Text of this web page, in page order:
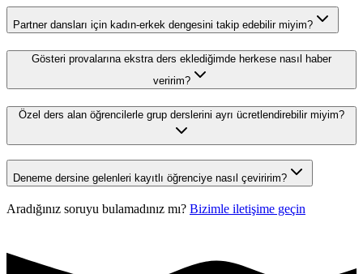
Partner dansları için kadın-erkek dengesini takip edebilir miyim?
Gösteri provalarına ekstra ders eklediğimde herkese nasıl haber
veririm?
Özel ders alan öğrencilerle grup derslerini ayrı ücretlendirebilir miyim?
Deneme dersine gelenleri kayıtlı öğrenciye nasıl çeviririm?
Aradığınız soruyu bulamadınız mı? Bizimle iletişime geçin